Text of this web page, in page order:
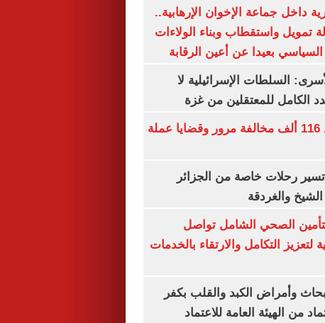
داخل جماعة الإخوان الإرهابية..
تمويل واستقطاب وبناء الولاءات
بعيدا عن أعين الرقابة
السلطات الإسرائيلية لا
الكامل للمعتقلين من غزة
الداخلية تضبط 116 ألف مخالفة مرور وقضايا عملة
رحلات خاصة من الجزائر
والغردقة
للتأمين الصحي الشامل تواصل
لتعزيز التكامل والارتقاء بالخدمات
وأمراض الكبد والقلب بكفر
من الهيئة العامة للاعتماد